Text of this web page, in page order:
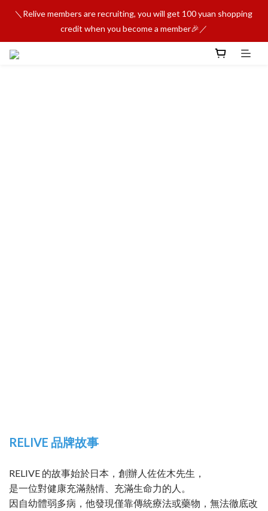
＼Relive members are recruiting, you will get 100 yuan shopping
credit when you become a member🎉／
RELIVE 品牌故事
RELIVE 的故事始於日本，創辦人佐佐木先生，
是一位對健康充滿熱情、充滿生命力的人。
因自幼體弱多病，他發現僅靠傳統療法或藥物，無法徹底改